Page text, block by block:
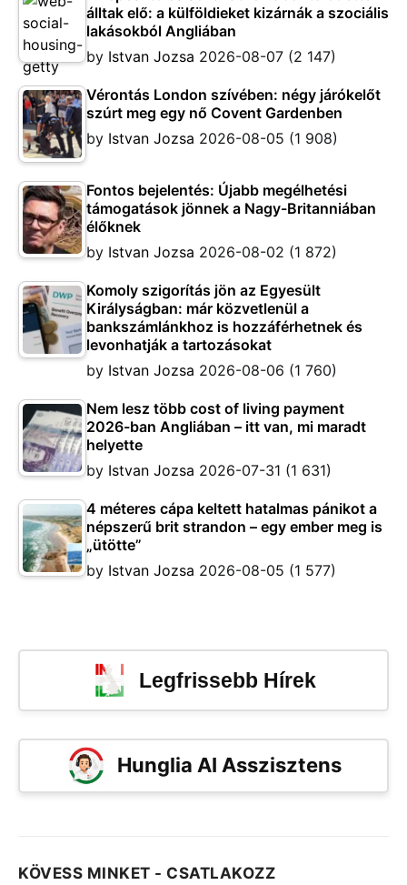
álltak elő: a külföldieket kizárnák a szociális
lakásokból Angliában
by Istvan Jozsa 2026-08-07 (2 147)
Vérontás London szívében: négy járókelőt
szúrt meg egy nő Covent Gardenben
by Istvan Jozsa 2026-08-05 (1 908)
Fontos bejelentés: Újabb megélhetési
támogatások jönnek a Nagy-Britanniában
élőknek
by Istvan Jozsa 2026-08-02 (1 872)
Komoly szigorítás jön az Egyesült
Királyságban: már közvetlenül a
bankszámlánkhoz is hozzáférhetnek és
levonhatják a tartozásokat
by Istvan Jozsa 2026-08-06 (1 760)
Nem lesz több cost of living payment
2026-ban Angliában – itt van, mi maradt
helyette
by Istvan Jozsa 2026-07-31 (1 631)
4 méteres cápa keltett hatalmas pánikot a
népszerű brit strandon – egy ember meg is
„ütötte”
by Istvan Jozsa 2026-08-05 (1 577)
Legfrissebb Hírek
Hunglia AI Asszisztens
KÖVESS MINKET - CSATLAKOZZ